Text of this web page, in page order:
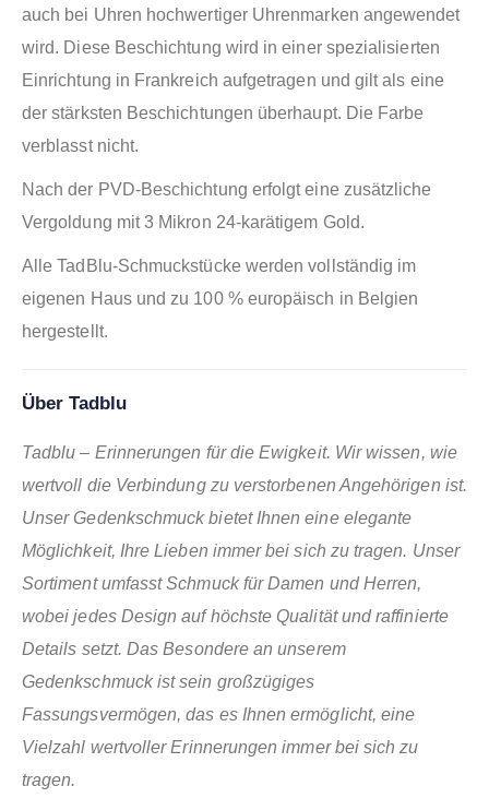
auch bei Uhren hochwertiger Uhrenmarken angewendet
wird. Diese Beschichtung wird in einer spezialisierten
Einrichtung in Frankreich aufgetragen und gilt als eine
der stärksten Beschichtungen überhaupt. Die Farbe
verblasst nicht.
Nach der PVD-Beschichtung erfolgt eine zusätzliche
Vergoldung mit 3 Mikron 24-karätigem Gold.
Alle TadBlu-Schmuckstücke werden vollständig im
eigenen Haus und zu 100 % europäisch in Belgien
hergestellt.
Über Tadblu
Tadblu – Erinnerungen für die Ewigkeit. Wir wissen, wie
wertvoll die Verbindung zu verstorbenen Angehörigen ist.
Unser Gedenkschmuck bietet Ihnen eine elegante
Möglichkeit, Ihre Lieben immer bei sich zu tragen. Unser
Sortiment umfasst Schmuck für Damen und Herren,
wobei jedes Design auf höchste Qualität und raffinierte
Details setzt. Das Besondere an unserem
Gedenkschmuck ist sein großzügiges
Fassungsvermögen, das es Ihnen ermöglicht, eine
Vielzahl wertvoller Erinnerungen immer bei sich zu
tragen.